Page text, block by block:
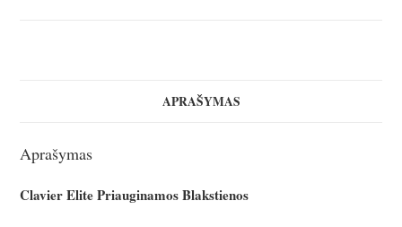
APRAŠYMAS
Aprašymas
Clavier Elite Priauginamos Blakstienos